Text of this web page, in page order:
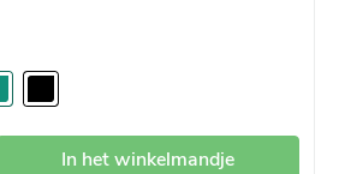
Voer de gewenste
In het winkelmandje